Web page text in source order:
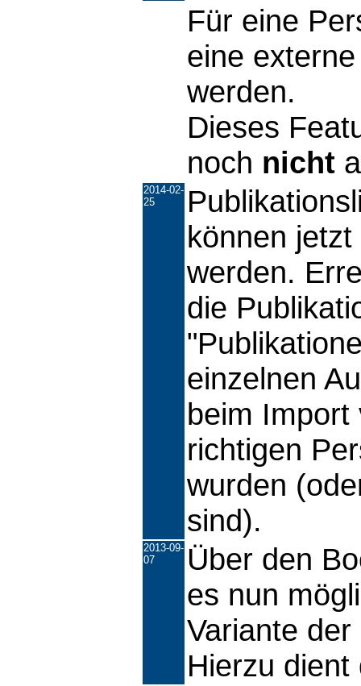
Für eine
eine
werden.
Dieses
noch nicht
2014-02-
25
können
werden.
die
einzelnen
beim Import
richtigen
wurden
sind).
2013-09-
07
Über den
es nun
Variante
Hierzu